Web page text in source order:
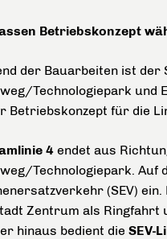
Betriebskonzept
der Bauarbeiten ist der
Technologiepark und
Betriebskonzept für die
4 endet aus
Technologiepark. Auf
(SEV) ein.
Zentrum als Ringfahrt
hinaus bedient die SEV-